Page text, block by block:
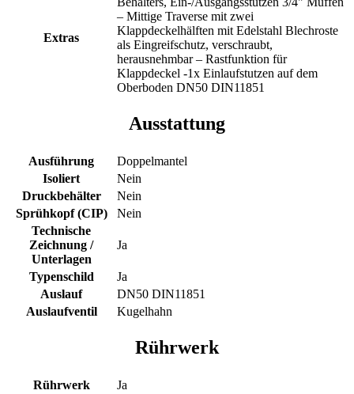
Extras
– Mittige Traverse mit zwei
Klappdeckelhälften mit Edelstahl Blechroste
als Eingreifschutz, verschraubt,
herausnehmbar – Rastfunktion für
Klappdeckel -1x Einlaufstutzen auf dem
Oberboden DN50 DIN11851
Ausstattung
Ausführung
Doppelmantel
Isoliert
Nein
Druckbehälter
Nein
Sprühkopf (CIP)
Nein
Technische
Zeichnung /
Unterlagen
Ja
Typenschild
Ja
Auslauf
DN50 DIN11851
Auslaufventil
Kugelhahn
Rührwerk
Rührwerk
Ja